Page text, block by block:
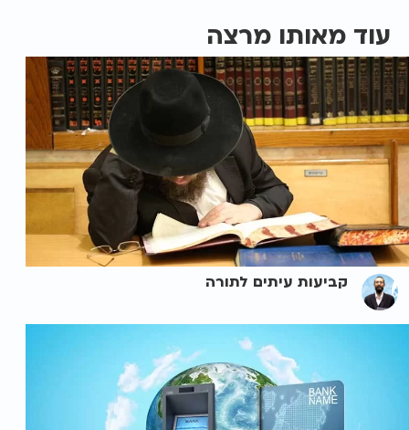
עוד מאותו מרצה
קביעות עיתים לתורה